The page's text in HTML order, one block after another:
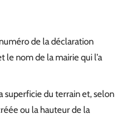
de la déclaration
le nom de la mairie qui l’a
superficie du terrain et, selon
ou la hauteur de la